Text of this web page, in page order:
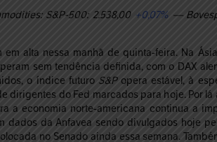
S&P-500: 2.538,00 +0,07%—
alta nessa manhã de quinta-feira. Na
sem tendência definida, com o DAX
o índice futuro S&Popera estável, à
dirigentes do Fed marcados para hoje. Por
a economia norte-americana continua a
da Anfavea sendo divulgados hoje
no Senado ainda essa semana.